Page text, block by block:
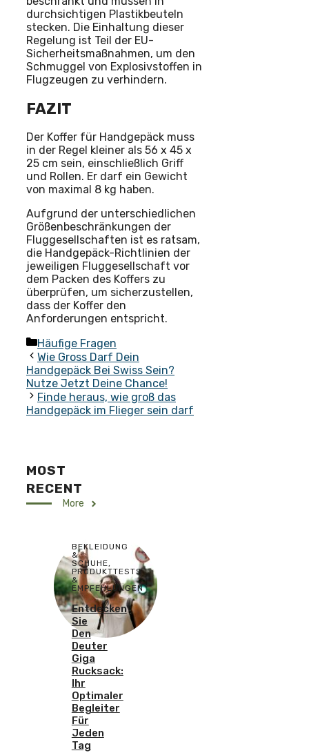
durchsichtigen Plastikbeuteln
stecken. Die Einhaltung dieser
Regelung ist Teil der EU-
Sicherheitsmaßnahmen, um den
Schmuggel von Explosivstoffen in
Flugzeugen zu verhindern.
FAZIT
Der Koffer für Handgepäck muss
in der Regel kleiner als 56 x 45 x
25 cm sein, einschließlich Griff
und Rollen. Er darf ein Gewicht
von maximal 8 kg haben.
Aufgrund der unterschiedlichen
Größenbeschränkungen der
Fluggesellschaften ist es ratsam,
die Handgepäck-Richtlinien der
jeweiligen Fluggesellschaft vor
dem Packen des Koffers zu
überprüfen, um sicherzustellen,
dass der Koffer den
Anforderungen entspricht.
Kategorien
Häufige Fragen
Wie Gross Darf Dein
Handgepäck Bei Swiss Sein?
Nutze Jetzt Deine Chance!
Finde heraus, wie groß das
Handgepäck im Flieger sein darf
MOST
RECENT
More
BEKLEIDUNG
&
SCHUHE,
PRODUKTTESTS
&
EMPFEHLUNGEN
Entdecken
Sie
Den
Deuter
Giga
Rucksack:
Ihr
Optimaler
Begleiter
Für
Jeden
Tag